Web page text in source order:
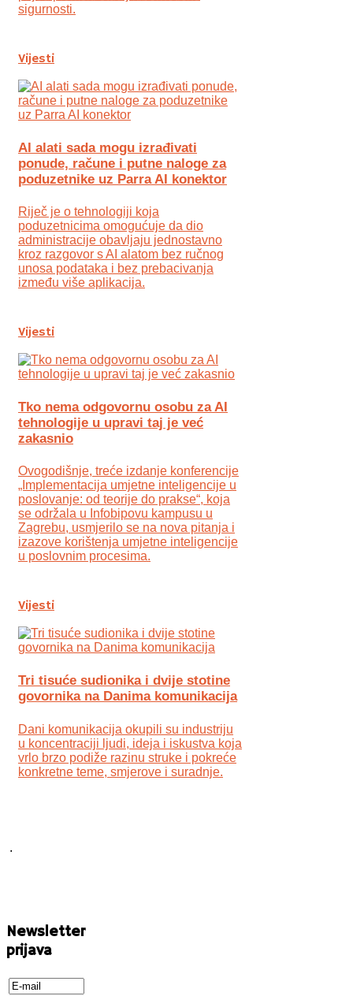
sigurnosti.
Vijesti
AI alati sada mogu izrađivati
ponude, račune i putne naloge za
poduzetnike uz Parra AI konektor
Riječ je o tehnologiji koja
poduzetnicima omogućuje da dio
administracije obavljaju jednostavno
kroz razgovor s AI alatom bez ručnog
unosa podataka i bez prebacivanja
između više aplikacija.
Vijesti
Tko nema odgovornu osobu za AI
tehnologije u upravi taj je već
zakasnio
Ovogodišnje, treće izdanje konferencije
„Implementacija umjetne inteligencije u
poslovanje: od teorije do prakse“, koja
se održala u Infobipovu kampusu u
Zagrebu, usmjerilo se na nova pitanja i
izazove korištenja umjetne inteligencije
u poslovnim procesima.
Vijesti
Tri tisuće sudionika i dvije stotine
govornika na Danima komunikacija
Dani komunikacija okupili su industriju
u koncentraciji ljudi, ideja i iskustva koja
vrlo brzo podiže razinu struke i pokreće
konkretne teme, smjerove i suradnje.
.
Newsletter
prijava